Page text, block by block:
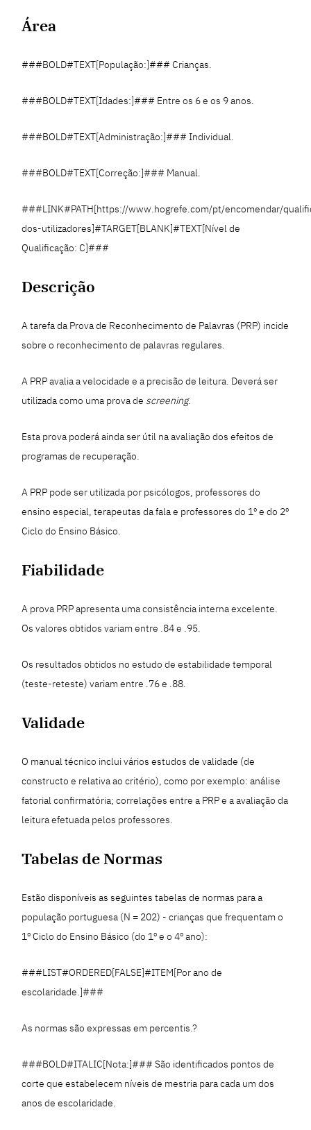
Área
###BOLD#TEXT[População:]### Crianças.
###BOLD#TEXT[Idades:]### Entre os 6 e os 9 anos.
###BOLD#TEXT[Administração:]### Individual.
###BOLD#TEXT[Correção:]### Manual.
###LINK#PATH[https://www.hogrefe.com/pt/encomendar/
dos-utilizadores]#TARGET[BLANK]#TEXT[Nível de
Qualificação: C]###
Descrição
A tarefa da Prova de Reconhecimento de Palavras (PRP) incide
sobre o reconhecimento de palavras regulares.
A PRP avalia a velocidade e a precisão de leitura. Deverá ser
utilizada como uma prova de screening.
Esta prova poderá ainda ser útil na avaliação dos efeitos de
programas de recuperação.
A PRP pode ser utilizada por psicólogos, professores do
ensino especial, terapeutas da fala e professores do 1º e do 2º
Ciclo do Ensino Básico.
Fiabilidade
A prova PRP apresenta uma consistência interna excelente.
Os valores obtidos variam entre .84 e .95.
Os resultados obtidos no estudo de estabilidade temporal
(teste-reteste) variam entre .76 e .88.
Validade
O manual técnico inclui vários estudos de validade (de
constructo e relativa ao critério), como por exemplo: análise
fatorial confirmatória; correlações entre a PRP e a avaliação da
leitura efetuada pelos professores.
Tabelas de Normas
Estão disponíveis as seguintes tabelas de normas para a
população portuguesa (N = 202) - crianças que frequentam o
1º Ciclo do Ensino Básico (do 1º e o 4º ano):
###LIST#ORDERED[FALSE]#ITEM[Por ano de
escolaridade.]###
As normas são expressas em percentis.?
###BOLD#ITALIC[Nota:]### São identificados pontos de
corte que estabelecem níveis de mestria para cada um dos
anos de escolaridade.